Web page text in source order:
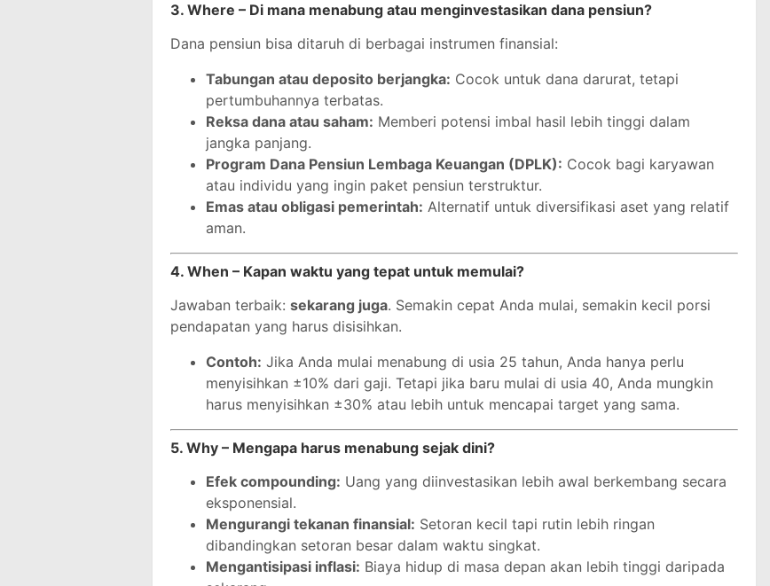
3. Where – Di mana menabung atau menginvestasikan dana pensiun?
Dana pensiun bisa ditaruh di berbagai instrumen finansial:
Tabungan atau deposito berjangka: Cocok untuk dana darurat, tetapi
pertumbuhannya terbatas.
Reksa dana atau saham: Memberi potensi imbal hasil lebih tinggi dalam
jangka panjang.
Program Dana Pensiun Lembaga Keuangan (DPLK): Cocok bagi karyawan
atau individu yang ingin paket pensiun terstruktur.
Emas atau obligasi pemerintah: Alternatif untuk diversifikasi aset yang relatif
aman.
4. When – Kapan waktu yang tepat untuk memulai?
Jawaban terbaik: sekarang juga. Semakin cepat Anda mulai, semakin kecil porsi
pendapatan yang harus disisihkan.
Contoh: Jika Anda mulai menabung di usia 25 tahun, Anda hanya perlu
menyisihkan ±10% dari gaji. Tetapi jika baru mulai di usia 40, Anda mungkin
harus menyisihkan ±30% atau lebih untuk mencapai target yang sama.
5. Why – Mengapa harus menabung sejak dini?
Efek compounding: Uang yang diinvestasikan lebih awal berkembang secara
eksponensial.
Mengurangi tekanan finansial: Setoran kecil tapi rutin lebih ringan
dibandingkan setoran besar dalam waktu singkat.
Mengantisipasi inflasi: Biaya hidup di masa depan akan lebih tinggi daripada